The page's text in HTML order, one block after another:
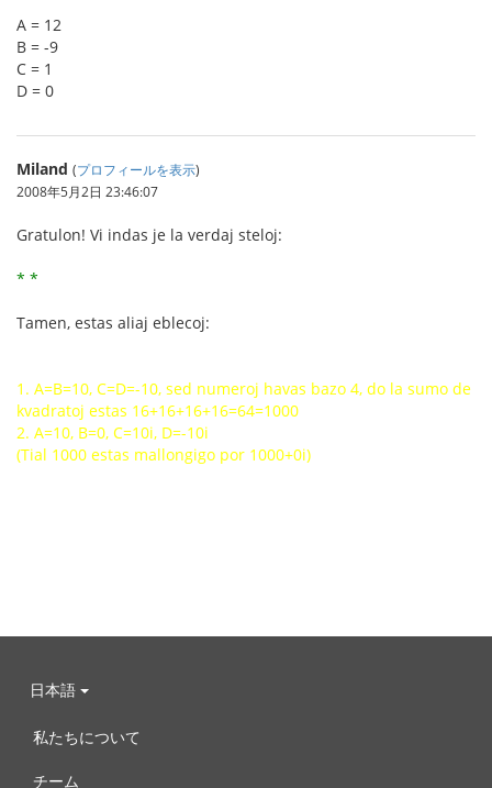
A = 12
B = -9
C = 1
D = 0
Miland (プロフィールを表示)
2008年5月2日 23:46:07
Gratulon! Vi indas je la verdaj steloj:
* *
Tamen, estas aliaj eblecoj:
1. A=B=10, C=D=-10, sed numeroj havas bazo 4, do la sumo de
kvadratoj estas 16+16+16+16=64=1000
2. A=10, B=0, C=10i, D=-10i
(Tial 1000 estas mallongigo por 1000+0i)
日本語
私たちについて
チーム